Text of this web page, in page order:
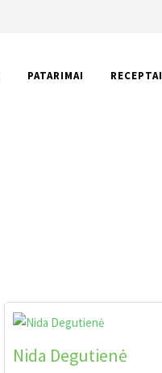
PATARIMAI RECEPTAI
Nida Degutienė